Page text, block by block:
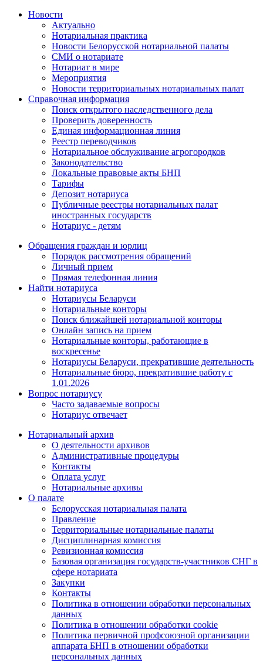
Новости
Актуально
Нотариальная практика
Новости Белорусской нотариальной палаты
СМИ о нотариате
Нотариат в мире
Мероприятия
Новости территориальных нотариальных палат
Справочная информация
Поиск открытого наследственного дела
Проверить доверенность
Единая информационная линия
Реестр переводчиков
Нотариальное обслуживание агрогородков
Законодательство
Локальные правовые акты БНП
Тарифы
Депозит нотариуса
Публичные реестры нотариальных палат
иностранных государств
Нотариус - детям
Обращения граждан и юрлиц
Порядок рассмотрения обращений
Личный прием
Прямая телефонная линия
Найти нотариуса
Нотариусы Беларуси
Нотариальные конторы
Поиск ближайшей нотариальной конторы
Онлайн запись на прием
Нотариальные конторы, работающие в
воскресенье
Нотариусы Беларуси, прекратившие деятельность
Нотариальные бюро, прекратившие работу с
1.01.2026
Вопрос нотариусу
Часто задаваемые вопросы
Нотариус отвечает
Нотариальный архив
О деятельности архивов
Административные процедуры
Контакты
Оплата услуг
Нотариальные архивы
О палате
Белорусская нотариальная палата
Правление
Территориальные нотариальные палаты
Дисциплинарная комиссия
Ревизионная комиссия
Базовая организация государств-участников СНГ в
сфере нотариата
Закупки
Контакты
Политика в отношении обработки персональных
данных
Политика в отношении обработки cookie
Политика первичной профсоюзной организации
аппарата БНП в отношении обработки
персональных данных